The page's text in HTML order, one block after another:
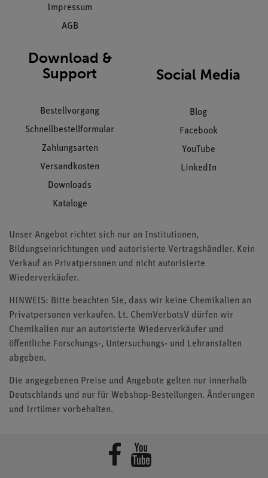
Impressum
AGB
Download &
Support
Bestellvorgang
Schnellbestellformular
Zahlungsarten
Versandkosten
Downloads
Kataloge
Social Media
Blog
Facebook
YouTube
LinkedIn
Unser Angebot richtet sich nur an Institutionen,
Bildungseinrichtungen und autorisierte Vertragshändler. Kein
Verkauf an Privatpersonen und nicht autorisierte
Wiederverkäufer.
HINWEIS: Bitte beachten Sie, dass wir keine Chemikalien an
Privatpersonen verkaufen. Lt. ChemVerbotsV dürfen wir
Chemikalien nur an autorisierte Wiederverkäufer und
öffentliche Forschungs-, Untersuchungs- und Lehranstalten
abgeben.
Die angegebenen Preise und Angebote gelten nur innerhalb
Deutschlands und nur für Webshop-Bestellungen. Änderungen
und Irrtümer vorbehalten.